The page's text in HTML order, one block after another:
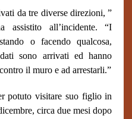
da tre diverse direzioni, ”
assistito all’incidente. “I
o facendo qualcosa,
sono arrivati ed hanno
il muro e ad arrestarli.”
potuto visitare suo figlio in
circa due mesi dopo